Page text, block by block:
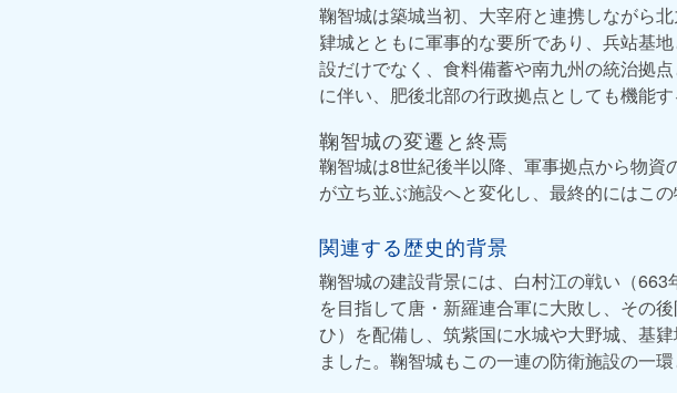
鞠智城は築城当初、大宰府と連携しながら
肄城とともに軍事的な要所であり、兵站基
設だけでなく、食料備蓄や南九州の統治拠
に伴い、肥後北部の行政拠点としても機能
鞠智城の変遷と終焉
鞠智城は8世紀後半以降、軍事拠点から物
が立ち並ぶ施設へと変化し、最終的にはこ
関連する歴史的背景
鞠智城の建設背景には、白村江の戦い（
を目指して唐・新羅連合軍に大敗し、その
ひ）を配備し、筑紫国に水城や大野城、基
ました。鞠智城もこの一連の防衛施設の一